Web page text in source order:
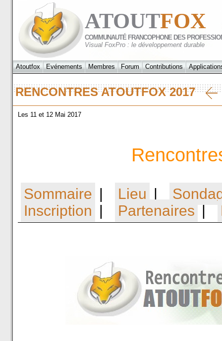
ATOUTFOX
COMMUNAUTÉ FRANCOPHONE DES
Visual FoxPro : le développement durable
Atoutfox Evénements Membres Forum Contributions
RENCONTRES ATOUTFOX 2017
Les 11 et 12 Mai 2017
Sommaire | Lieu |
Inscription | Partenaires |